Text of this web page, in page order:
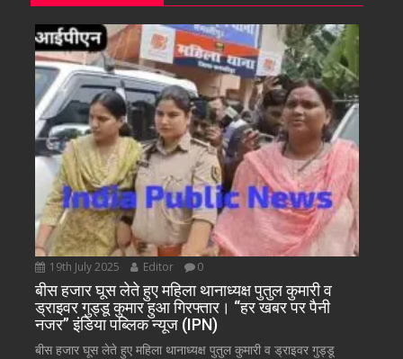
19th July 2025 Editor 0
बीस हजार घूस लेते हुए महिला थानाध्यक्ष पुतुल कुमारी व
ड्राइवर गुड्डू कुमार हुआ गिरफ्तार। “हर खबर पर पैनी
नजर” इंडिया पब्लिक न्यूज (IPN)
बीस हजार घूस लेते हुए महिला थानाध्यक्ष पुतुल कुमारी व ड्राइवर गुड्डू